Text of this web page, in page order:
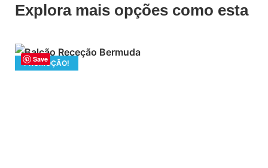
Explora mais opções como esta
Save
PROMOÇÃO!